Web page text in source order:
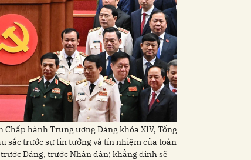
hành Trung ương Đảng khóa XIV, Tổng
sắc trước sự tin tưởng và tín nhiệm của toàn
Đảng, trước Nhân dân; khẳng định sẽ